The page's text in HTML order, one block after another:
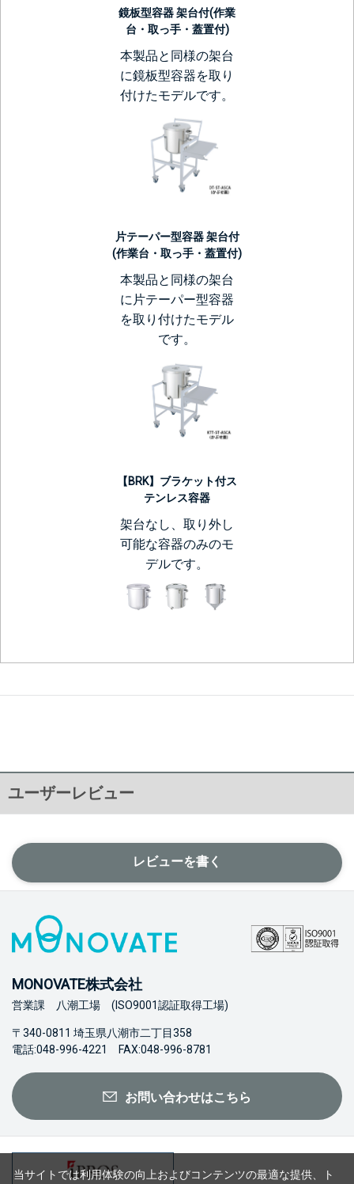
鏡板型容器 架台付(作業
台・取っ手・蓋置付)
本製品と同様の架台
に鏡板型容器を取り
付けたモデルです。
片テーパー型容器 架台付
(作業台・取っ手・蓋置付)
本製品と同様の架台
に片テーパー型容器
を取り付けたモデル
です。
【BRK】ブラケット付ス
テンレス容器
架台なし、取り外し
可能な容器のみのモ
デルです。
ユーザーレビュー
レビューを書く
MONOVATE株式会社
営業課 八潮工場 (ISO9001認証取得工場)
〒340-0811 埼玉県八潮市二丁目358
電話:048-996-4221 FAX:048-996-8781
お問い合わせはこちら
当サイトでは利用体験の向上およびコンテンツの最適な提供、ト